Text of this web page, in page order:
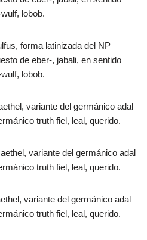
lobob.
forma latinizada del NP
de eber-, jabali, en sentido
lobob.
variante del germánico adal
truth fiel, leal, querido.
variante del germánico adal
truth fiel, leal, querido.
variante del germánico adal
truth fiel, leal, querido.